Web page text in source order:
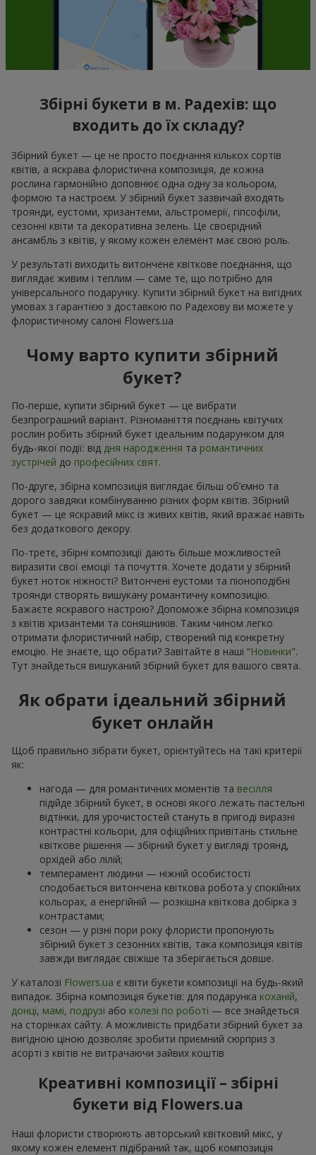
Збірні букети в м. Радехів: що
входить до їх складу?
Збірний букет — це не просто поєднання кількох сортів
квітів, а яскрава флористична композиція, де кожна
рослина гармонійно доповнює одна одну за кольором,
формою та настроєм. У збірний букет зазвичай входять
троянди, еустоми, хризантеми, альстромерії, гіпсофіли,
сезонні квіти та декоративна зелень. Це своєрідний
ансамбль з квітів, у якому кожен елемент має свою роль.
У результаті виходить витончене квіткове поєднання, що
виглядає живим і теплим — саме те, що потрібно для
універсального подарунку. Купити збірний букет на вигідних
умовах з гарантією з доставкою по Радехову ви можете у
флористичному салоні Flowers.ua
Чому варто купити збірний
букет?
По-перше, купити збірний букет — це вибрати
безпрограшний варіант. Різноманіття поєднань квітучих
рослин робить збірний букет ідеальним подарунком для
будь-якої події: від дня народження та романтичних
зустрічей до професійних свят.
По-друге, збірна композиція виглядає більш об’ємно та
дорого завдяки комбінуванню різних форм квітів. Збірний
букет — це яскравий мікс із живих квітів, який вражає навіть
без додаткового декору.
По-третє, збірні композиції дають більше можливостей
виразити свої емоції та почуття. Хочете додати у збірний
букет ноток ніжності? Витончені еустоми та піоноподібні
троянди створять вишукану романтичну композицію.
Бажаєте яскравого настрою? Допоможе збірна композиція
з квітів хризантеми та соняшників. Таким чином легко
отримати флористичний набір, створений під конкретну
емоцію. Не знаєте, що обрати? Завітайте в наші “Новинки".
Тут знайдеться вишуканий збірний букет для вашого свята.
Як обрати ідеальний збірний
букет онлайн
Щоб правильно зібрати букет, орієнтуйтесь на такі критерії
як:
нагода — для романтичних моментів та весілля
підійде збірний букет, в основі якого лежать пастельні
відтінки, для урочистостей стануть в пригоді виразні
контрастні кольори, для офіційних привітань стильне
квіткове рішення — збірний букет у вигляді троянд,
орхідей або лілій;
темперамент людини — ніжній особистості
сподобається витончена квіткова робота у спокійних
кольорах, а енергійній — розкішна квіткова добірка з
контрастами;
сезон — у різні пори року флористи пропонують
збірний букет з сезонних квітів, така композиція квітів
завжди виглядає свіжіше та зберігається довше.
У каталозі Flowers.ua є квіти букети композиції на будь-який
випадок. Збірна композиція букетів: для подарунка коханій,
донці, мамі, подрузі або колезі по роботі — все знайдеться
на сторінках сайту. А можливість придбати збірний букет за
вигідною ціною дозволяє зробити приємний сюрприз з
асорті з квітів не витрачаючи зайвих коштів
Креативні композиції – збірні
букети від Flowers.ua
Наші флористи створюють авторський квітковий мікс, у
якому кожен елемент підібраний так, щоб композиція